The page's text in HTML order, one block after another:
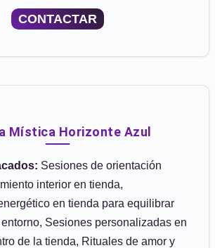
CONTACTAR
Mística Horizonte Azul
Sesiones de orientación
interior en tienda,
en tienda para equilibrar
Sesiones personalizadas en
de la tienda, Rituales de amor y